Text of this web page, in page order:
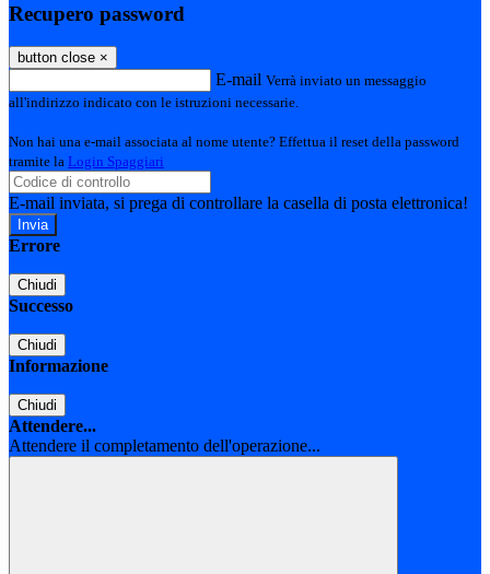
Recupero password
button close ×
E-mail Verrà inviato un messaggio
all'indirizzo indicato con le istruzioni necessarie.
Non hai una e-mail associata al nome utente? Effettua il reset della password
tramite la Login Spaggiari
E-mail inviata, si prega di controllare la casella di posta elettronica!
Errore
Chiudi
Successo
Chiudi
Informazione
Chiudi
Attendere...
Attendere il completamento dell'operazione...